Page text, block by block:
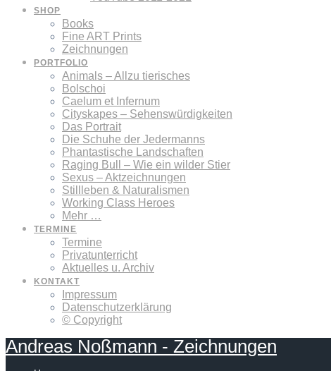
SHOP
Books
Fine ART Prints
Zeichnungen
PORTFOLIO
Animals – Allzu tierisches
Bolschoi
Caelum et Infernum
Cityskapes – Sehenswürdigkeiten
Das Portrait
Die Schuhe der Jedermanns
Phantastische Landschaften
Raging Bull – Wie ein wilder Stier
Sexus – Aktzeichnungen
Stillleben & Naturalismen
Working Class Heroes
Mehr …
TERMINE
Termine
Privatunterricht
Aktuelles u. Archiv
KONTAKT
Impressum
Datenschutzerklärung
© Copyright
Andreas Noßmann - Zeichnungen